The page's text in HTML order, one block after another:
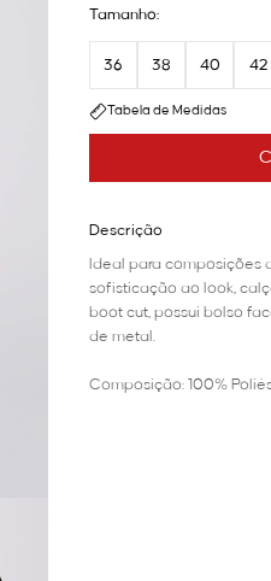
Tamanho:
36 38 40 42
Tabela de Medidas
Descrição
Ideal para composições
sofisticação ao look,
boot cut, possui bolso
de metal.
Composição: 100%